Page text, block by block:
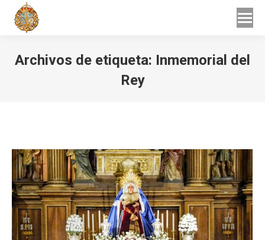
Archivos de etiqueta: Inmemorial del
Rey